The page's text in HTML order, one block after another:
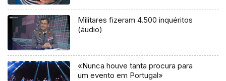
Militares fizeram 4.500 inquéritos
(áudio)
«Nunca houve tanta procura para
um evento em Portugal»